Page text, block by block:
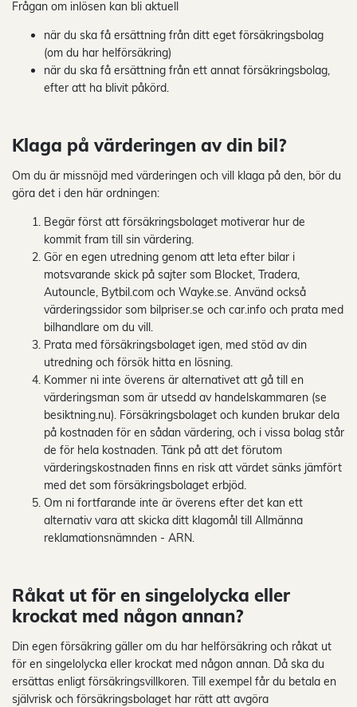
Frågan om inlösen kan bli aktuell
när du ska få ersättning från ditt eget försäkringsbolag
(om du har helförsäkring)
när du ska få ersättning från ett annat försäkringsbolag,
efter att ha blivit påkörd.
Klaga på värderingen av din bil?
Om du är missnöjd med värderingen och vill klaga på den, bör du
göra det i den här ordningen:
Begär först att försäkringsbolaget motiverar hur de
kommit fram till sin värdering.
Gör en egen utredning genom att leta efter bilar i
motsvarande skick på sajter som Blocket, Tradera,
Autouncle, Bytbil.com och Wayke.se. Använd också
värderingssidor som bilpriser.se och car.info och prata med
bilhandlare om du vill.
Prata med försäkringsbolaget igen, med stöd av din
utredning och försök hitta en lösning.
Kommer ni inte överens är alternativet att gå till en
värderingsman som är utsedd av handelskammaren (se
besiktning.nu). Försäkringsbolaget och kunden brukar dela
på kostnaden för en sådan värdering, och i vissa bolag står
de för hela kostnaden. Tänk på att det förutom
värderingskostnaden finns en risk att värdet sänks jämfört
med det som försäkringsbolaget erbjöd.
Om ni fortfarande inte är överens efter det kan ett
alternativ vara att skicka ditt klagomål till Allmänna
reklamationsnämnden - ARN.
Råkat ut för en singelolycka eller
krockat med någon annan?
Din egen försäkring gäller om du har helförsäkring och råkat ut
för en singelolycka eller krockat med någon annan. Då ska du
ersättas enligt försäkringsvillkoren. Till exempel får du betala en
självrisk och försäkringsbolaget har rätt att avgöra